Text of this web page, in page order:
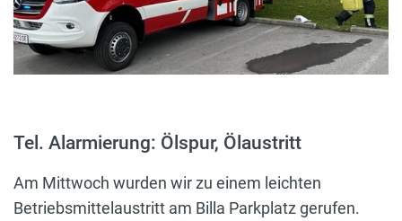
Tel. Alarmierung: Ölspur, Ölaustritt
Am Mittwoch wurden wir zu einem leichten
Betriebsmittelaustritt am Billa Parkplatz gerufen.